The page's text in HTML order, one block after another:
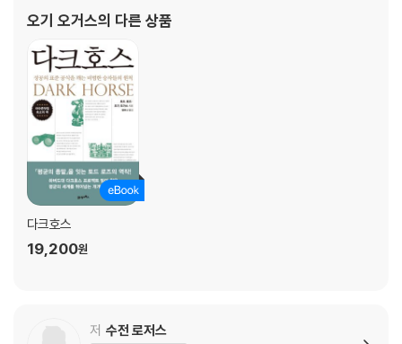
는 음들이 만들어내는 감정 | 자꾸 말하니 노래가 된다? | 프랑스의 기악곡
은 왜 프랑스어처럼 들릴까 | 영화음악으로 멜로디의 최적 지점 찾기
음악 상식, 오 그래?! 공감각
5장 가사: 정체성의 터전
비-밥-어-룰라 | 이상해… 슬픈데 신나 | 노련한 작사가의 영업 비밀 | 아
티스트의 가짜 페르소나 | 무의미한 가사에도 의미는 있다 | 영원히 반복될
테마 | 어째서 다 내 이야기 같은 거야
음악 상식, 오 그래?! 소름 반응
6장 리듬: 움직임의 모양
상에서 가장 유명한 앵무새 춤꾼, 스노볼 | 마티외가 박치가 된 사정 | 몸을
며 국토안보부에서 특별연구원으로 활동한 경력이 있다
오기 오거스의 다른 상품
다크호스
19,200원
저 수전 로저스